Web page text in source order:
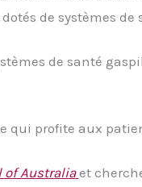
de systèmes de
de santé
qui profite aux
of Australia et